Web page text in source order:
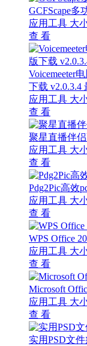
GCFScape多
应用工具 大
查 看
Voicemeeter
下载 v2.0.3.4
应用工具 大
查 看
聚星直播伴
应用工具 大
查 看
Pdg2Pic高效
应用工具 大
查 看
WPS Office
应用工具 大
查 看
Microsoft
应用工具 大
查 看
实用PSD文